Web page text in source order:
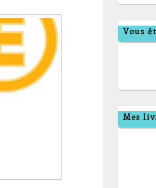
Vous
Mes